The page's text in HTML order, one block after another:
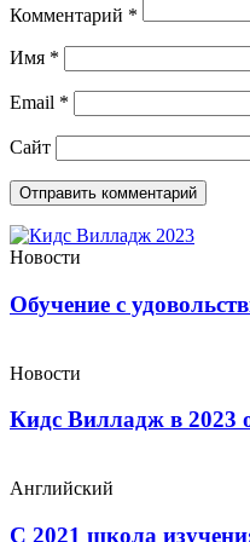
Комментарий *
Имя *
Email *
Сайт
Новости
Обучение с
Новости
Кидс Вилладж в 2023
Английский
С 2021 школа